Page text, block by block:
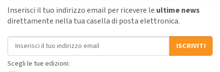
Inserisci il tuo indirizzo email per ricevere le ultime news
direttamente nella tua casella di posta elettronica.
Indirizzo email
ISCRIVITI
Scegli le tue edizioni: